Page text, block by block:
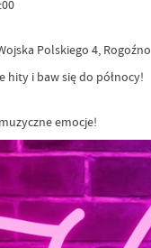
Polskiego 4, Rogoźno
hity i baw się do północy!
emocje!